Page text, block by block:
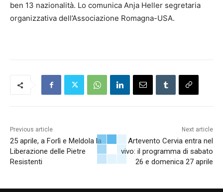
ben 13 nazionalità. Lo comunica Anja Heller segretaria
organizzativa dell’Associazione Romagna-USA.
Previous article
25 aprile, a Forlì e Meldola la
Liberazione delle Pietre
Resistenti
Next article
Artevento Cervia entra nel
vivo: il programma di sabato
26 e domenica 27 aprile